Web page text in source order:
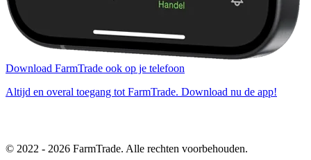
Download FarmTrade ook op je telefoon
Altijd en overal toegang tot FarmTrade. Download nu de app!
© 2022 - 2026 FarmTrade. Alle rechten voorbehouden.